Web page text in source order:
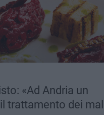
«Ad Andria un
trattamento dei